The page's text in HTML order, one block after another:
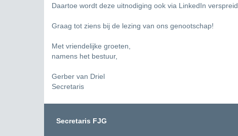
Daartoe wordt deze uitnodiging ook via LinkedIn verspreid.
Graag tot ziens bij de lezing van ons genootschap!
Met vriendelijke groeten,
namens het bestuur,
Gerber van Driel
Secretaris
Secretaris FJG